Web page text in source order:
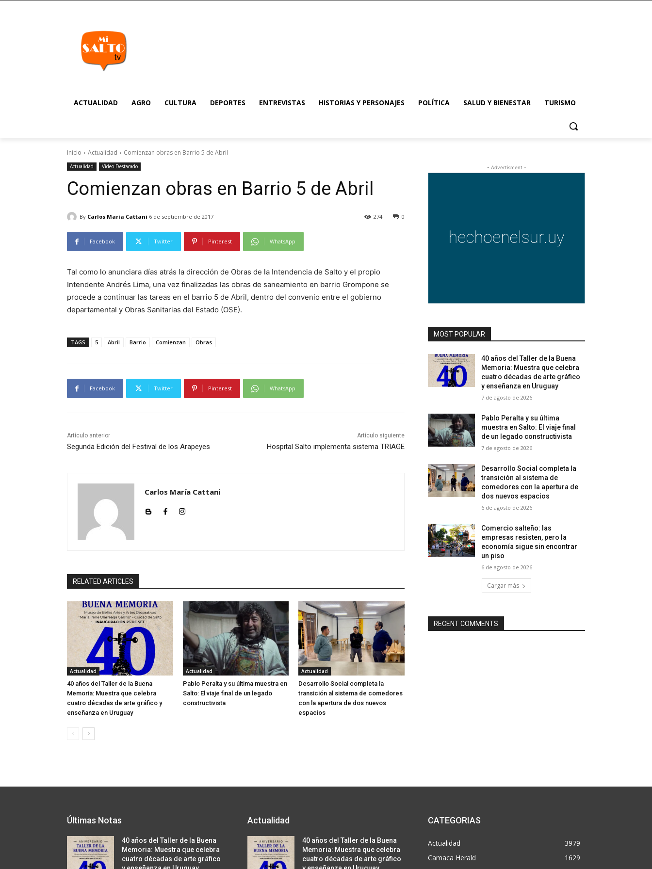
ACTUALIDAD AGRO CULTURA DEPORTES ENTREVISTAS HISTORIAS Y PERSONAJES POLÍTICA SALUD Y BIENESTAR TURISMO
Inicio Actualidad Comienzan obras en Barrio 5 de Abril
Actualidad Video Destacado
Comienzan obras en Barrio 5 de Abril
By Carlos María Cattani 6 de septiembre de 2017 0
274
Facebook Twitter Pinterest WhatsApp
Tal como lo anunciara días atrás la dirección de Obras de la Intendencia de Salto y el propio
Intendente Andrés Lima, una vez finalizadas las obras de saneamiento en barrio Grompone se
procede a continuar las tareas en el barrio 5 de Abril, dentro del convenio entre el gobierno
departamental y Obras Sanitarias del Estado (OSE).
TAGS 5 Abril Barrio Comienzan Obras
Facebook Twitter Pinterest WhatsApp
Artículo anterior
Segunda Edición del Festival de los Arapeyes
Artículo siguiente
Hospital Salto implementa sistema TRIAGE
Carlos María Cattani
RELATED ARTICLES
Actualidad
40 años del Taller de la Buena
Memoria: Muestra que celebra
cuatro décadas de arte gráfico y
enseñanza en Uruguay
Actualidad
Pablo Peralta y su última muestra en
Salto: El viaje final de un legado
constructivista
Actualidad
Desarrollo Social completa la
transición al sistema de comedores
con la apertura de dos nuevos
espacios
- Advertisment -
MOST POPULAR
40 años del Taller de la Buena
Memoria: Muestra que celebra
cuatro décadas de arte gráfico
y enseñanza en Uruguay
7 de agosto de 2026
Pablo Peralta y su última
muestra en Salto: El viaje final
de un legado constructivista
7 de agosto de 2026
Desarrollo Social completa la
transición al sistema de
comedores con la apertura de
dos nuevos espacios
6 de agosto de 2026
Comercio salteño: las
empresas resisten, pero la
economía sigue sin encontrar
un piso
6 de agosto de 2026
Cargar más
RECENT COMMENTS
Últimas Notas
40 años del Taller de la Buena
Memoria: Muestra que celebra
cuatro décadas de arte gráfico
Actualidad
40 años del Taller de la Buena
Memoria: Muestra que celebra
cuatro décadas de arte gráfico
CATEGORIAS
Actualidad
3979
Camaca Herald
1629